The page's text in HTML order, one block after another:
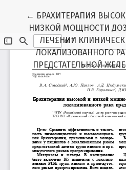
← Вернуться к
БРАХИТЕРАПИЯ
НИЗКОЙ МОЩНОСТИ
ЛЕЧЕНИИ
ЛОКАЛИЗОВАННОГО
ПРЕДСТАТЕЛЬНОЙ